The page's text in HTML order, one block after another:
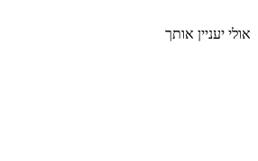
אולי יעניין אותך